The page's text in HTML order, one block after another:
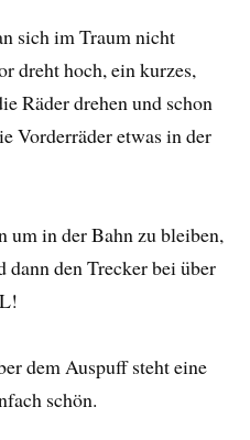
sich im Traum nicht
dreht hoch, ein kurzes,
Räder drehen und schon
Vorderräder etwas in der
um in der Bahn zu bleiben,
dann den Trecker bei über
dem Auspuff steht eine
schön.